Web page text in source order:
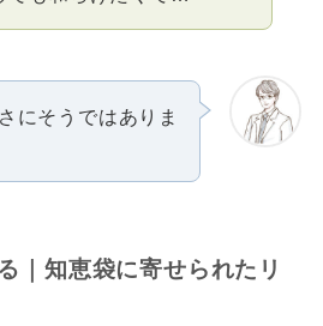
にそうではありま
｜知恵袋に寄せられたリ